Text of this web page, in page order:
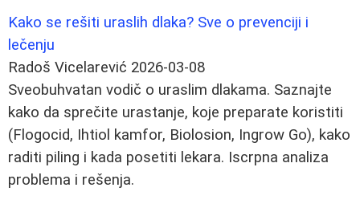
Kako se rešiti uraslih dlaka? Sve o prevenciji i
lečenju
Radoš Vicelarević 2026-03-08
Sveobuhvatan vodič o uraslim dlakama. Saznajte
kako da sprečite urastanje, koje preparate koristiti
(Flogocid, Ihtiol kamfor, Biolosion, Ingrow Go), kako
raditi piling i kada posetiti lekara. Iscrpna analiza
problema i rešenja.